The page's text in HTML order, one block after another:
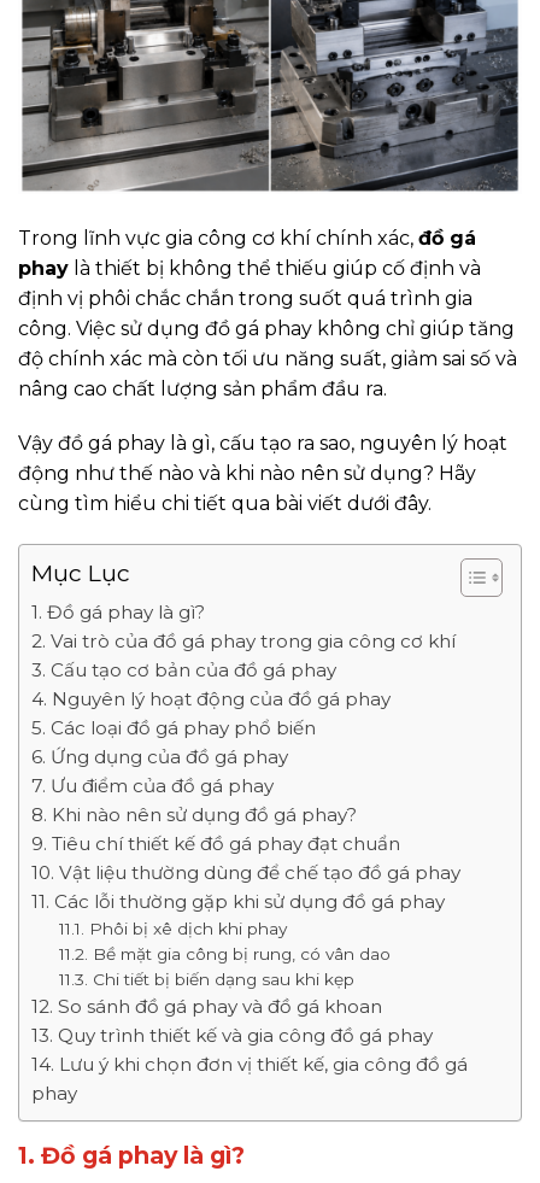
Trong lĩnh vực gia công cơ khí chính xác, đồ gá
phay là thiết bị không thể thiếu giúp cố định và
định vị phôi chắc chắn trong suốt quá trình gia
công. Việc sử dụng đồ gá phay không chỉ giúp tăng
độ chính xác mà còn tối ưu năng suất, giảm sai số và
nâng cao chất lượng sản phẩm đầu ra.
Vậy đồ gá phay là gì, cấu tạo ra sao, nguyên lý hoạt
động như thế nào và khi nào nên sử dụng? Hãy
cùng tìm hiểu chi tiết qua bài viết dưới đây.
Mục Lục
1. Đồ gá phay là gì?
2. Vai trò của đồ gá phay trong gia công cơ khí
3. Cấu tạo cơ bản của đồ gá phay
4. Nguyên lý hoạt động của đồ gá phay
5. Các loại đồ gá phay phổ biến
6. Ứng dụng của đồ gá phay
7. Ưu điểm của đồ gá phay
8. Khi nào nên sử dụng đồ gá phay?
9. Tiêu chí thiết kế đồ gá phay đạt chuẩn
10. Vật liệu thường dùng để chế tạo đồ gá phay
11. Các lỗi thường gặp khi sử dụng đồ gá phay
11.1. Phôi bị xê dịch khi phay
11.2. Bề mặt gia công bị rung, có vân dao
11.3. Chi tiết bị biến dạng sau khi kẹp
12. So sánh đồ gá phay và đồ gá khoan
13. Quy trình thiết kế và gia công đồ gá phay
14. Lưu ý khi chọn đơn vị thiết kế, gia công đồ gá
phay
1. Đồ gá phay là gì?